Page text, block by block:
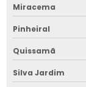
Empresa
Empresa
Miracema
Pinheiral
Quissamã
Silva Jardim